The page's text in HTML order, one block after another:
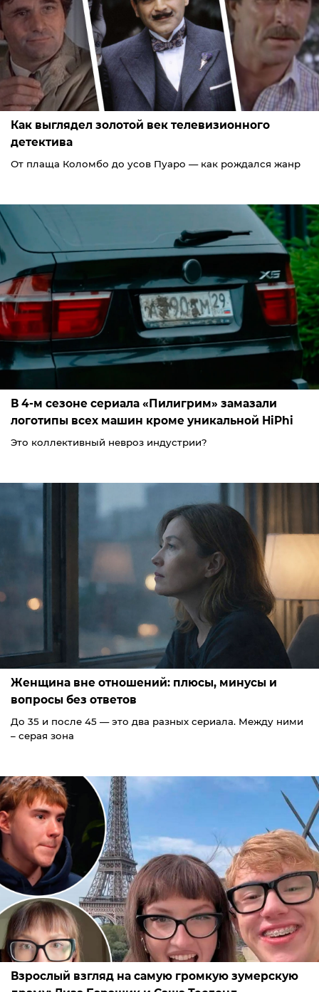
Как выглядел золотой век телевизионного
детектива
От плаща Коломбо до усов Пуаро — как рождался жанр
В 4-м сезоне сериала «Пилигрим» замазали
логотипы всех машин кроме уникальной HiPhi
Это коллективный невроз индустрии?
Женщина вне отношений: плюсы, минусы и
вопросы без ответов
До 35 и после 45 — это два разных сериала. Между ними
– серая зона
Взрослый взгляд на самую громкую зумерскую